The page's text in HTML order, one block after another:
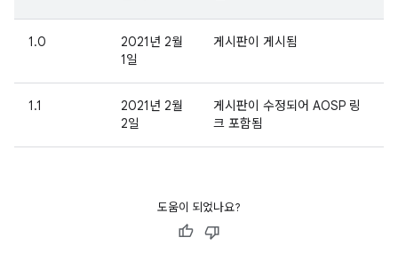
1.0
2021년 2월
1일
게시판이 게시됨
1.1
2021년 2월
2일
게시판이 수정되어 AOSP 링
크 포함됨
도움이 되었나요?